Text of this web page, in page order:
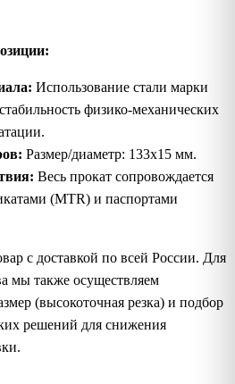
Использование стали марки
физико-механических
Размер/диаметр: 133х15 мм.
Весь прокат сопровождается
(MTR) и паспортами
с доставкой по всей России. Для
мы также осуществляем
(высокоточная резка) и подбор
решений для снижения